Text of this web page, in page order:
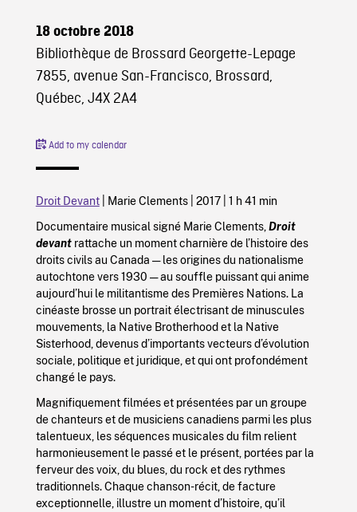
18 octobre 2018
Bibliothèque de Brossard Georgette-Lepage
7855, avenue San-Francisco, Brossard,
Québec, J4X 2A4
Add to my calendar
Droit Devant| Marie Clements | 2017| 1 h 41 min
Documentaire musical signé Marie Clements, Droit
devant rattache un moment charnière de l’histoire des
droits civils au Canada — les origines du nationalisme
autochtone vers 1930 — au souffle puissant qui anime
aujourd’hui le militantisme des Premières Nations. La
cinéaste brosse un portrait électrisant de minuscules
mouvements, la Native Brotherhood et la Native
Sisterhood, devenus d’importants vecteurs d’évolution
sociale, politique et juridique, et qui ont profondément
changé le pays.
Magnifiquement filmées et présentées par un groupe
de chanteurs et de musiciens canadiens parmi les plus
talentueux, les séquences musicales du film relient
harmonieusement le passé et le présent, portées par la
ferveur des voix, du blues, du rock et des rythmes
traditionnels. Chaque chanson-récit, de facture
exceptionnelle, illustre un moment d’histoire, qu’il